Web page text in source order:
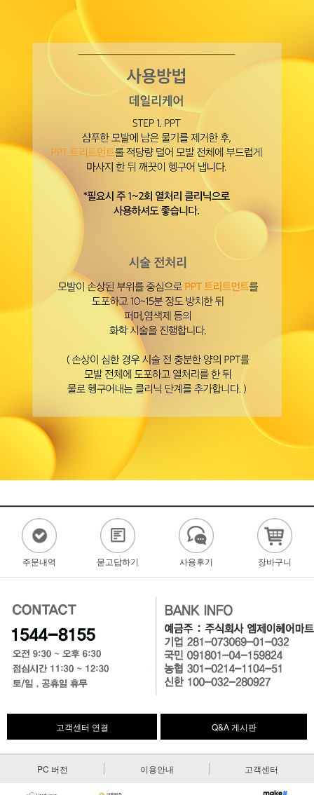
주문내역 묻고답하기 사용후기 장바구니
고객센터 연결 Q&A 게시판
PC 버전 이용안내 고객센터